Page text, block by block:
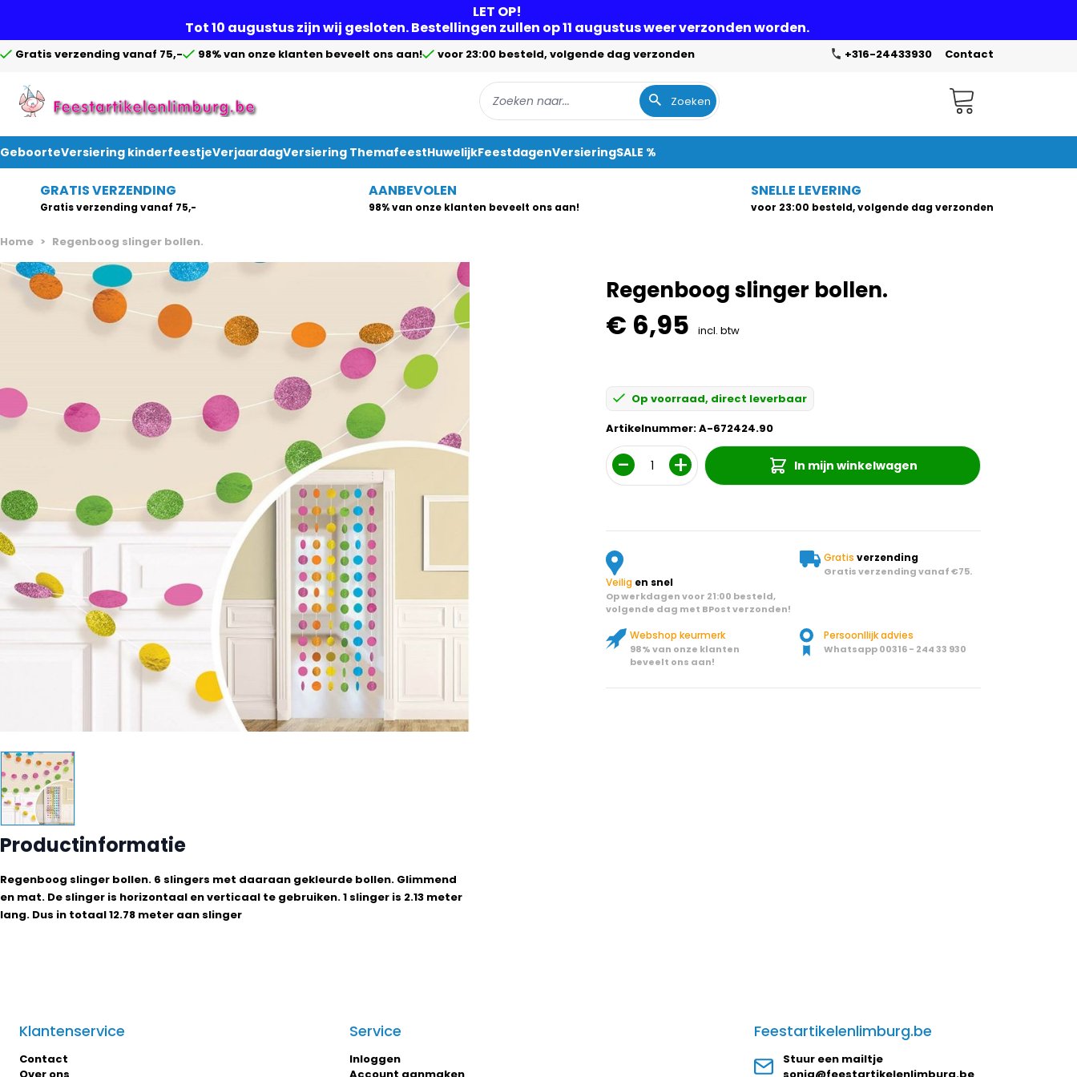
LET OP!
Tot 10 augustus zijn wij gesloten. Bestellingen zullen op 11 augustus weer verzonden worden.
Gratis verzending vanaf 75,- 98% van onze klanten beveelt ons aan! voor 23:00 besteld, volgende dag verzonden +316-24433930 Contact
Zoeken Winkelwagen
GeboorteVersiering kinderfeestjeVerjaardagVersiering ThemafeestHuwelijkFeestdagenVersieringSALE %
GRATIS VERZENDING
Gratis verzending vanaf 75,-
AANBEVOLEN
98% van onze klanten beveelt ons aan!
SNELLE LEVERING
voor 23:00 besteld, volgende dag verzonden
Home > Regenboog slinger bollen.
Regenboog slinger bollen.
€ 6,95 incl. btw
Op voorraad, direct leverbaar
Artikelnummer:A-672424.90
Aantal
In mijn winkelwagen
Veilig en snel
Op werkdagen voor 21:00 besteld,
volgende dag met BPost verzonden!
Gratis verzending
Gratis verzending vanaf €75.
Webshop keurmerk
98% van onze klanten
beveelt ons aan!
Persoonllijk advies
Whatsapp 00316 - 244 33 930
Productinformatie
Regenboog slinger bollen. 6 slingers met daaraan gekleurde bollen. Glimmend
en mat. De slinger is horizontaal en verticaal te gebruiken. 1 slinger is 2.13 meter
lang. Dus in totaal 12.78 meter aan slinger
Klantenservice
Contact
Service
Inloggen
Feestartikelenlimburg.be
Stuur een mailtje